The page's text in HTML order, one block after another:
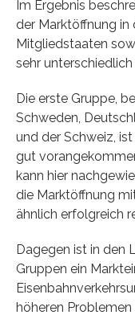
Im Ergebnis
der Marktöffnung in
Mitgliedstaaten
sehr
Die erste Gruppe,
Schweden,
und der Schweiz,
gut
kann hier
die Marktöffnung
ähnlich erfolgreich
Dagegen ist in den
Gruppen ein
höheren